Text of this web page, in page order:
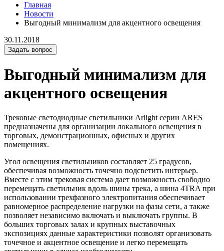
Главная
Новости
Выгодный минимализм для акцентного освещения
30.11.2018
Задать вопрос
Выгодный минимализм для
акцентного освещения
Трековые светодиодные светильники Arlight серии ARES
предназначены для организации локального освещения в
торговых, демонстрационных, офисных и других
помещениях.
Угол освещения светильников составляет 25 градусов,
обеспечивая возможность точечно подсветить интерьер.
Вместе с этим трековая система дает возможность свободно
перемещать светильник вдоль шины трека, а шина 4TRA при
использовании трехфазного электропитания обеспечивает
равномерное распределение нагрузки на фазы сети, а также
позволяет независимо включать и выключать группы. В
больших торговых залах и крупных выставочных
экспозициях данные характеристики позволят организовать
точечное и акцентное освещение и легко перемещать